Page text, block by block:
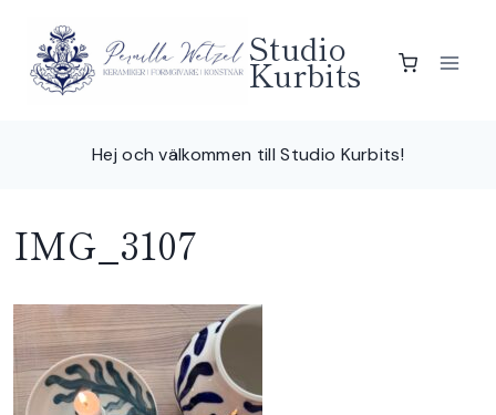
content
Studio
Kurbits
Hej och välkommen till Studio Kurbits!
IMG_3107